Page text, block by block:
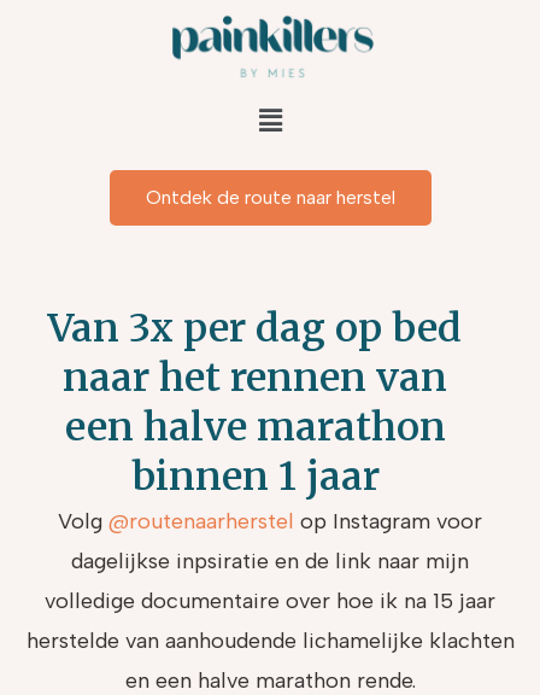
Menu
Ontdek de route naar herstel
Van 3x per dag op bed
naar het rennen van
een halve marathon
binnen 1 jaar
Volg @routenaarherstel op Instagram voor
dagelijkse inpsiratie en de link naar mijn
volledige documentaire over hoe ik na 15 jaar
herstelde van aanhoudende lichamelijke klachten
en een halve marathon rende.